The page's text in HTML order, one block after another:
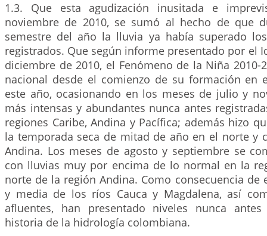
1.3. Que esta agudización inusitada e
noviembre de 2010, se sumó al hecho de que
semestre del año la lluvia ya había superado
registrados. Que según informe presentado por el
diciembre de 2010, el Fenómeno de la Niña 2010-
nacional desde el comienzo de su formación en
este año, ocasionando en los meses de julio y
más intensas y abundantes nunca antes
regiones Caribe, Andina y Pacífica; además hizo
la temporada seca de mitad de año en el norte y
Andina. Los meses de agosto y septiembre se
con lluvias muy por encima de lo normal en la
norte de la región Andina. Como consecuencia de
y media de los ríos Cauca y Magdalena, así
afluentes, han presentado niveles nunca
historia de la hidrología colombiana.